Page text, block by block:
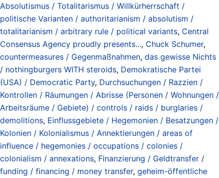
Absolutismus / Totalitarismus / Willkürherrschaft /
politische Varianten / authoritarianism / absolutism /
totalitarianism / arbitrary rule / political variants, Central
Consensus Agency proudly presents..., Chuck Schumer,
countermeasures / Gegenmaßnahmen, das gewisse Nichts
/ nothingburgers WITH steroids, Demokratische Partei
(USA) / Democratic Party, Durchsuchungen / Razzien /
Kontrollen / Räumungen / Abrisse (Personen / Wohnungen /
Arbeitsräume / Gebiete) / controls / raids / burglaries /
demolitions, Einflussgebiete / Hegemonien / Besatzungen /
Kolonien / Kolonialismus / Annektierungen / areas of
influence / hegemonies / occupations / colonies /
colonialism / annexations, Finanzierung / Geldtransfer /
funding / financing / money transfer, geheim-öffentliche